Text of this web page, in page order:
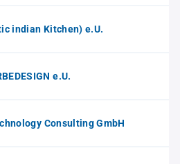
indian Kitchen) e.U.
e.U.
Consulting GmbH